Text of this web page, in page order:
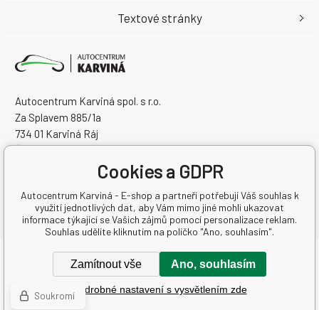
Autocentrum Karviná spol. s r.o.
Za Splavem 885/1a
734 01 Karviná Ráj
Česká Republika
Textové stránky
Copyright © 2026 Autocentrum Karviná spol. s r.o.
Všechna práva vyhrazena.
WWW stránkydodalBINARGON.cz-Mapa stránek
Cookies a GDPR
Autocentrum Karviná - E-shop a partneři potřebují Váš souhlas k
využití jednotlivých dat, aby Vám mimo jiné mohli ukazovat
informace týkající se Vašich zájmů pomocí personalizace reklam.
Souhlas udělíte kliknutím na políčko "Ano, souhlasím".
Zamítnout vše Ano, souhlasím
Podrobné nastavení s vysvětlením zde
Soukromí